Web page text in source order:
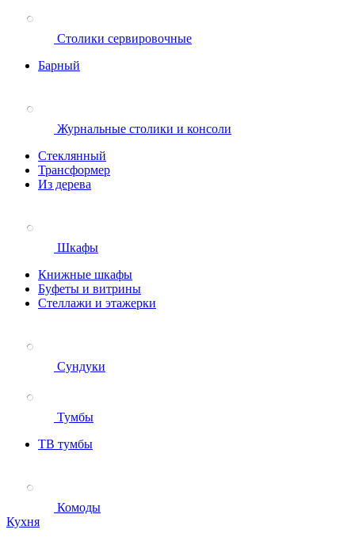
Столики сервировочные
Барный
Журнальные столики и консоли
Стеклянный
Трансформер
Из дерева
Шкафы
Книжные шкафы
Буфеты и витрины
Стеллажи и этажерки
Сундуки
Тумбы
ТВ тумбы
Комоды
Кухня